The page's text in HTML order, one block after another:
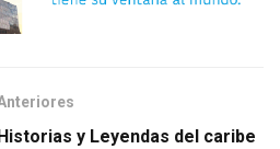
y Leyendas del caribe